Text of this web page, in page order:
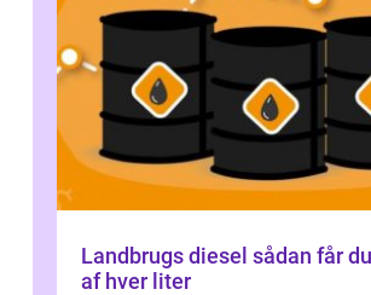
Landbrugs diesel sådan får du mest ud
af hver liter